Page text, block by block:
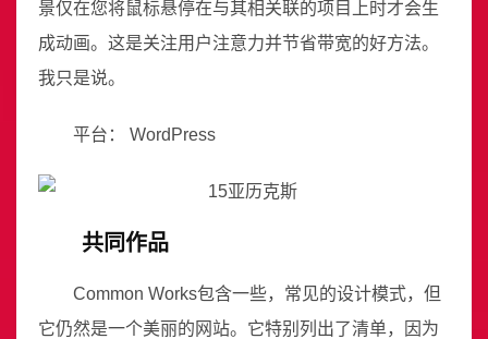
景仅在您将鼠标悬停在与其相关联的项目上时才会生
成动画。这是关注用户注意力并节省带宽的好方法。
我只是说。
平台： WordPress
共同作品
Common Works包含一些，常见的设计模式，但
它仍然是一个美丽的网站。它特别列出了清单，因为